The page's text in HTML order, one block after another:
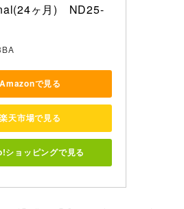
ヶ月)　ND25-
Amazonで見る
楽天市場で見る
ショッピングで見る